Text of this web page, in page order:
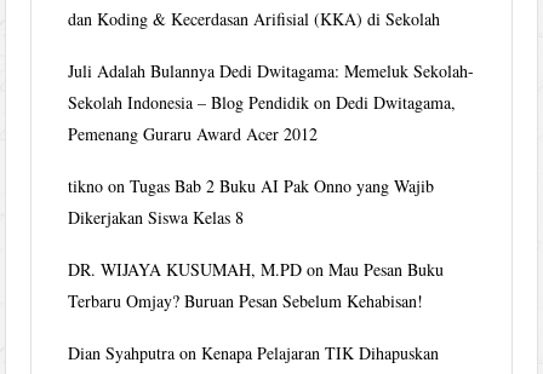
dan Koding & Kecerdasan Arifisial (KKA) di Sekolah
Juli Adalah Bulannya Dedi Dwitagama: Memeluk Sekolah-
Sekolah Indonesia – Blog Pendidik onDedi Dwitagama,
Pemenang Guraru Award Acer 2012
tikno onTugas Bab 2 Buku AI Pak Onno yang Wajib
Dikerjakan Siswa Kelas 8
DR. WIJAYA KUSUMAH, M.PD onMau Pesan Buku
Terbaru Omjay? Buruan Pesan Sebelum Kehabisan!
Dian Syahputra onKenapa Pelajaran TIK Dihapuskan